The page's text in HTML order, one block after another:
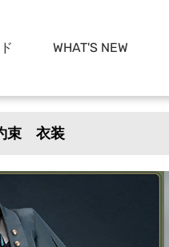
WHAT'S NEW
束 衣装